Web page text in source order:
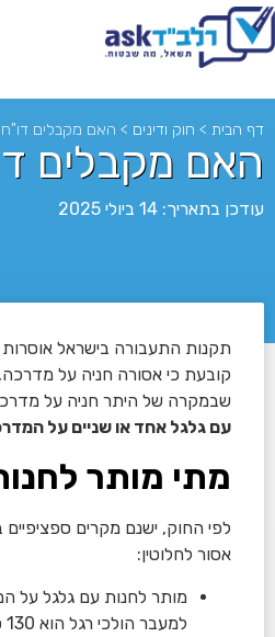
דף הבית > חוק ודינים > האם מקבלים
האם מקבלים
עודכן בתאריך: 14 ביולי 2025
לא
שבמקרה של היתר חניה על מדרכה, יש להשאיר
עם גלגל אחד או שניים על
מתי מותר
לפי החוק, ישנם מקרים
אסור לחלוטין:
למעבר הולכי רגל הוא 130 ס”מ לפחות.